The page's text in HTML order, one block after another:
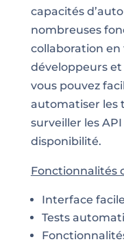
capacités
nombreuses
collaboration
développeurs
vous pouvez
automatiser les
surveiller les
disponibilité.
Fonctionnalités
Interface
Tests